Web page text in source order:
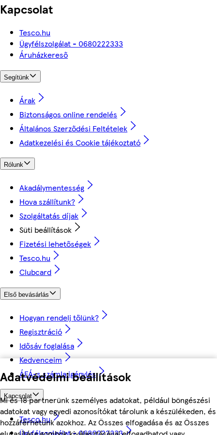
Adatvédelmi beállítások
Mi és 18 partnerünk személyes adatokat, például böngészési
adatokat vagy egyedi azonosítókat tárolunk a készülékeden, és
hozzáférhetünk azokhoz. Az Összes elfogadása és az Összes
Kapcsolat
Tesco.hu
Ügyfélszolgálat - 0680222333
Áruházkereső
Segítünk
Árak
Biztonságos online rendelés
Általános Szerződési Feltételek
Adatkezelési és Cookie tájékoztató
Rólunk
Akadálymentesség
Hova szállítunk?
Szolgáltatás díjak
Süti beállítások
Fizetési lehetőségek
Tesco.hu
Clubcard
Első bevásárlás
Hogyan rendelj tőlünk?
Regisztráció
Idősáv foglalása
Kedvenceim
ÁFÁ-s számla igénylés
Kapcsolat
Tesco.hu